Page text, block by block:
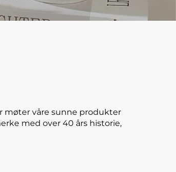
møter våre sunne produkter
med over 40 års historie,